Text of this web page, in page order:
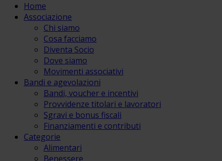
Home
Associazione
Chi siamo
Cosa facciamo
Diventa Socio
Dove siamo
Movimenti associativi
Bandi e agevolazioni
Bandi, voucher e incentivi
Provvidenze titolari e lavoratori
Sgravi e bonus fiscali
Finanziamenti e contributi
Categorie
Alimentari
Benessere